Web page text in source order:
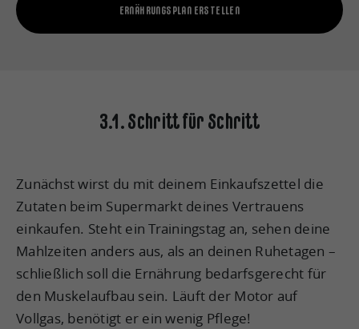
ERNÄHRUNGSPLAN ERSTELLEN
3.1. Schritt für Schritt
Zunächst wirst du mit deinem Einkaufszettel die
Zutaten beim Supermarkt deines Vertrauens
einkaufen. Steht ein Trainingstag an, sehen deine
Mahlzeiten anders aus, als an deinen Ruhetagen –
schließlich soll die Ernährung bedarfsgerecht für
den Muskelaufbau sein. Läuft der Motor auf
Vollgas, benötigt er ein wenig Pflege!